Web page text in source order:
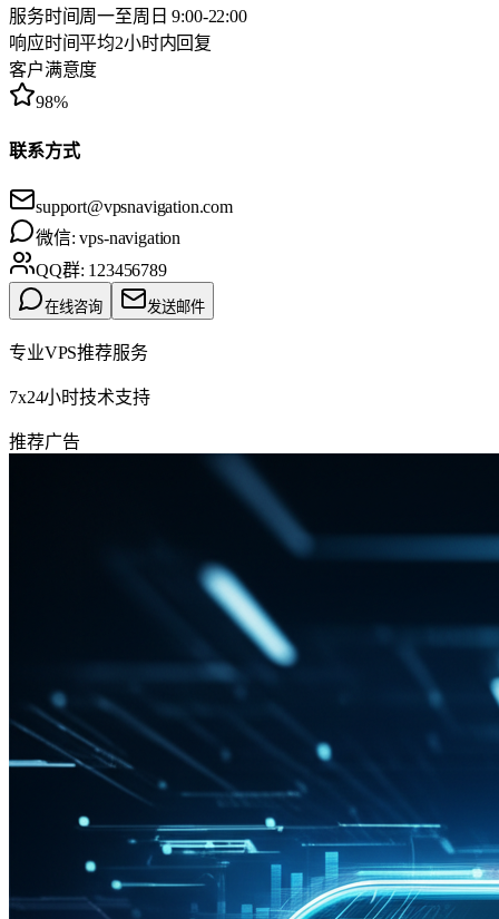
服务时间周一至周日 9:00-22:00
响应时间平均2小时内回复
客户满意度
98%
联系方式
support@vpsnavigation.com
微信:vps-navigation
QQ群: 123456789
在线咨询 发送邮件
专业VPS推荐服务
7x24小时技术支持
推荐广告